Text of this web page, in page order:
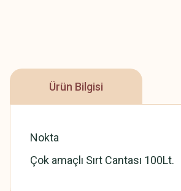
Ürün Bilgisi
Nokta
Çok amaçlı Sırt Cantası 100Lt.